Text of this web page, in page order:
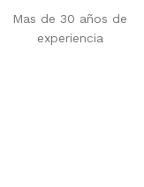
Mas de 30 años de
experiencia